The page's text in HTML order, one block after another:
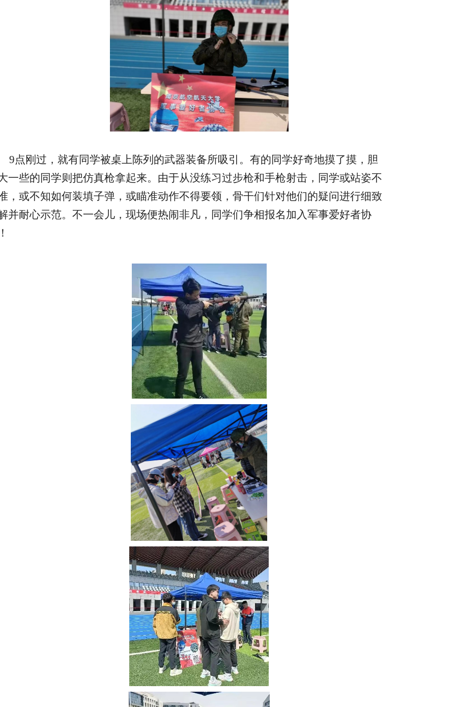
9点刚过，就有同学被桌上陈列的武器装备所吸引。有的同学好奇地摸了摸，胆
一些的同学则把仿真枪拿起来。由于从没练习过步枪和手枪射击，同学或站姿不
，或不知如何装填子弹，或瞄准动作不得要领，骨干们针对他们的疑问进行细致
并耐心示范。不一会儿，现场便热闹非凡，同学们争相报名加入军事爱好者协